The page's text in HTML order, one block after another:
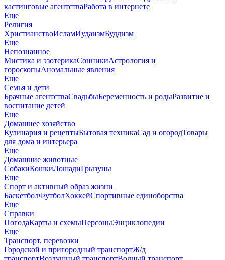
кастинговые агентстваРабота в интернете
Еще
Религия
ХристианствоИсламИудаизмБуддизм
Еще
Непознанное
Мистика и эзотерикаСонникиАстрология и
гороскопыАномальные явления
Еще
Семья и дети
Брачные агентстваСвадьбыБеременность и родыРазвитие и
воспитание детей
Еще
Домашнее хозяйство
Кулинария и рецептыБытовая техникаСад и огородТовары
для дома и интерьера
Еще
Домашние животные
СобакиКошкиЛошадиГрызуны
Еще
Спорт и активный образ жизни
БаскетболФутболХоккейСпортивные единоборства
Еще
Справки
ПогодаКарты и схемыПерсоныЭнциклопедии
Еще
Транспорт, перевозки
Городской и пригородный транспортЖ/д